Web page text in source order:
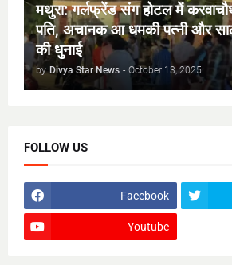
मथुरा: गर्लफ्रेंड संग होटल में
पति, अचानक आ धमकी पत्नी और
की धुनाई
by Divya Star News - October 13, 2025
FOLLOW US
Facebook
Youtube